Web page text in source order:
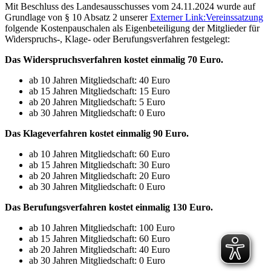
Mit Beschluss des Landesausschusses vom 24.11.2024 wurde auf
Grundlage von § 10 Absatz 2 unsererExterner Link:Vereinssatzung
folgende Kostenpauschalen als Eigenbeteiligung der Mitglieder für
Widerspruchs-, Klage- oder Berufungsverfahren festgelegt:
Das Widerspruchsverfahren kostet einmalig 70 Euro.
ab 10 Jahren Mitgliedschaft: 40 Euro
ab 15 Jahren Mitgliedschaft: 15 Euro
ab 20 Jahren Mitgliedschaft: 5 Euro
ab 30 Jahren Mitgliedschaft: 0 Euro
Das Klageverfahren kostet einmalig 90 Euro.
ab 10 Jahren Mitgliedschaft: 60 Euro
ab 15 Jahren Mitgliedschaft: 30 Euro
ab 20 Jahren Mitgliedschaft: 20 Euro
ab 30 Jahren Mitgliedschaft: 0 Euro
Das Berufungsverfahren kostet einmalig 130 Euro.
ab 10 Jahren Mitgliedschaft: 100 Euro
ab 15 Jahren Mitgliedschaft: 60 Euro
ab 20 Jahren Mitgliedschaft: 40 Euro
ab 30 Jahren Mitgliedschaft: 0 Euro